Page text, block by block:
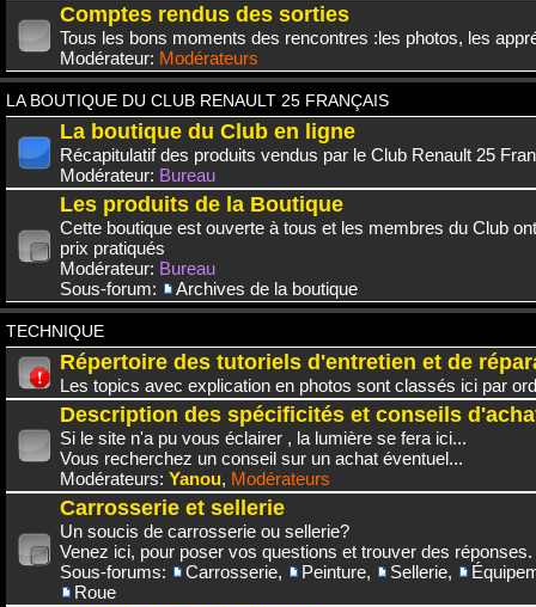
Comptes rendus des sorties
Tous les bons moments des rencontres :les photos, les
Modérateur: Modérateurs
LA BOUTIQUE DU CLUB RENAULT 25 FRANÇAIS
La boutique du Club en ligne
Récapitulatif des produits vendus par le Club Renault 25
Modérateur: Bureau
Les produits de la Boutique
Cette boutique est ouverte à tous et les membres du Club
prix pratiqués
Modérateur: Bureau
Sous-forum:
Archives de la boutique
TECHNIQUE
Répertoire des tutoriels d'entretien et de
Les topics avec explication en photos sont classés ici par
Description des spécificités et conseils
Si le site n'a pu vous éclairer , la lumière se fera ici...
Vous recherchez un conseil sur un achat éventuel...
Modérateurs: Yanou, Modérateurs
Carrosserie et sellerie
Un soucis de carrosserie ou sellerie?
Venez ici, pour poser vos questions et trouver des réponses.
Sous-forums:
Carrosserie, Peinture, Sellerie,
Roue